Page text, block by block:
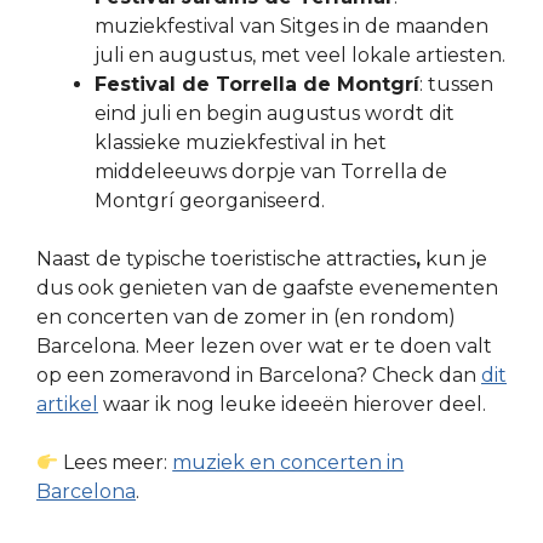
muziekfestival van Sitges in de maanden
juli en augustus, met veel lokale artiesten.
Festival de Torrella de Montgrí: tussen
eind juli en begin augustus wordt dit
klassieke muziekfestival in het
middeleeuws dorpje van Torrella de
Montgrí georganiseerd.
Naast de typische toeristische attracties, kun je
dus ook genieten van de gaafste evenementen
en concerten van de zomer in (en rondom)
Barcelona. Meer lezen over wat er te doen valt
op een zomeravond in Barcelona? Check dan dit
artikel waar ik nog leuke ideeën hierover deel.
Lees meer: muziek en concerten in
Barcelona.